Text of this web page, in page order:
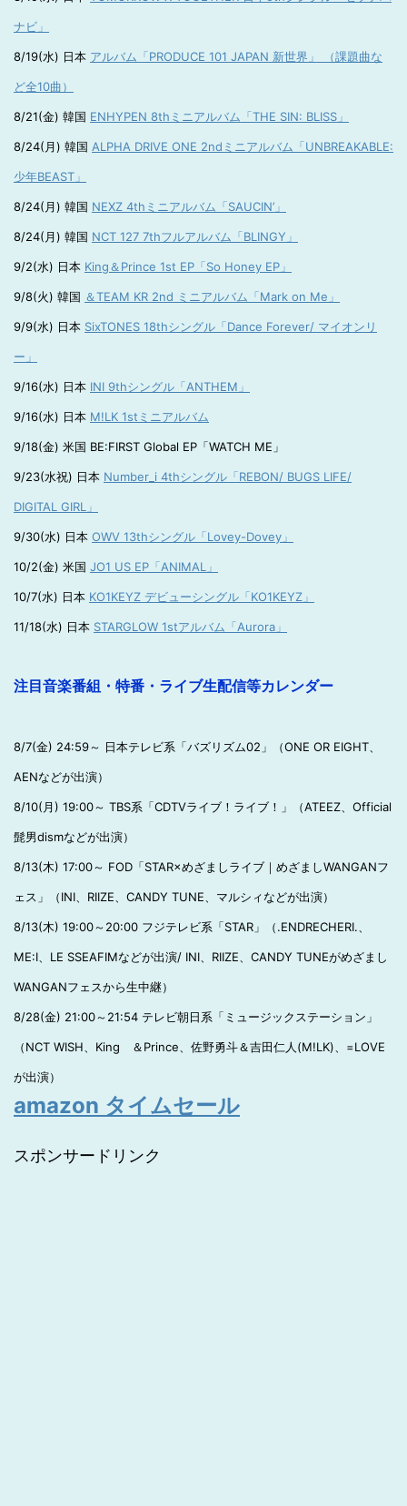
ナビ」
8/19(水) 日本 アルバム「PRODUCE 101 JAPAN 新世界」 （課題曲な
ど全10曲）
8/21(金) 韓国 ENHYPEN 8thミニアルバム「THE SIN: BLISS」
8/24(月) 韓国 ALPHA DRIVE ONE 2ndミニアルバム「UNBREAKABLE:
少年BEAST」
8/24(月) 韓国 NEXZ 4thミニアルバム「SAUCIN’」
8/24(月) 韓国 NCT 127 7thフルアルバム「BLINGY」
9/2(水) 日本 King＆Prince 1st EP「So Honey EP」
9/8(火) 韓国 ＆TEAM KR 2nd ミニアルバム「Mark on Me」
9/9(水) 日本 SixTONES 18thシングル「Dance Forever/ マイオンリ
ー」
9/16(水) 日本 INI 9thシングル「ANTHEM」
9/16(水) 日本 M!LK 1stミニアルバム
9/18(金) 米国 BE:FIRST Global EP「WATCH ME」
9/23(水祝) 日本 Number_i 4thシングル「REBON/ BUGS LIFE/
DIGITAL GIRL」
9/30(水) 日本 OWV 13thシングル「Lovey-Dovey」
10/2(金) 米国 JO1 US EP「ANIMAL」
10/7(水) 日本 KO1KEYZ デビューシングル「KO1KEYZ」
11/18(水) 日本 STARGLOW 1stアルバム「Aurora」
注目音楽番組・特番・ライブ生配信等カレンダー
8/7(金) 24:59～ 日本テレビ系「バズリズム02」（ONE OR EIGHT、
AENなどが出演）
8/10(月) 19:00～ TBS系「CDTVライブ！ライブ！」（ATEEZ、Official
髭男dismなどが出演）
8/13(木) 17:00～ FOD「STAR×めざましライブ｜めざましWANGANフ
ェス」（INI、RIIZE、CANDY TUNE、マルシィなどが出演）
8/13(木) 19:00～20:00 フジテレビ系「STAR」（.ENDRECHERI.、
ME:I、LE SSEAFIMなどが出演/ INI、RIIZE、CANDY TUNEがめざまし
WANGANフェスから生中継）
8/28(金) 21:00～21:54 テレビ朝日系「ミュージックステーション」
（NCT WISH、King ＆Prince、佐野勇斗＆吉田仁人(M!LK)、=LOVE
が出演）
amazon タイムセール
スポンサードリンク